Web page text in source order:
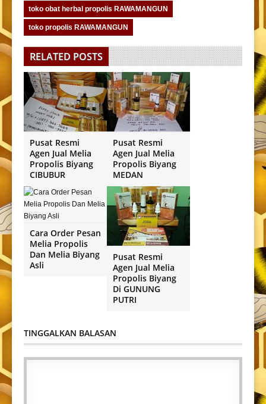
toko obat herbal propolis RAWAMANGUN
toko propolis RAWAMANGUN
RELATED POSTS
Pusat Resmi
Agen Jual Melia
Propolis Biyang
CIBUBUR
Pusat Resmi
Agen Jual Melia
Propolis Biyang
MEDAN
Cara Order Pesan
Melia Propolis
Dan Melia Biyang
Asli
Pusat Resmi
Agen Jual Melia
Propolis Biyang
Di GUNUNG
PUTRI
TINGGALKAN BALASAN